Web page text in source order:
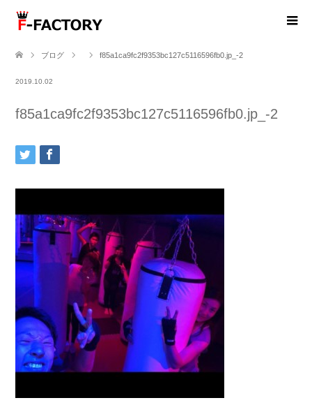
ブログ f85a1ca9fc2f9353bc127c5116596fb0.jp_-2
2019.10.02
f85a1ca9fc2f9353bc127c5116596fb0.jp_-2